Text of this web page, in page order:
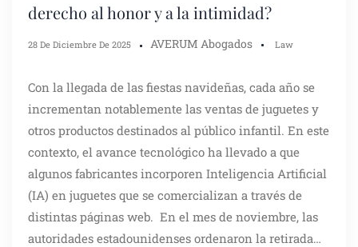
derecho al honor y a la intimidad?
28 De Diciembre De 2025 AVERUM Abogados Law
Con la llegada de las fiestas navideñas, cada año se
incrementan notablemente las ventas de juguetes y
otros productos destinados al público infantil. En este
contexto, el avance tecnológico ha llevado a que
algunos fabricantes incorporen Inteligencia Artificial
(IA) en juguetes que se comercializan a través de
distintas páginas web. En el mes de noviembre, las
autoridades estadounidenses ordenaron la retirada…